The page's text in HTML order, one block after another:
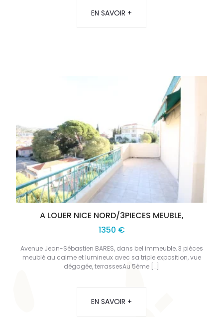
EN SAVOIR +
A LOUER NICE NORD/3PIECES MEUBLE,
1350 €
Avenue Jean-Sébastien BARES, dans bel immeuble, 3 pièces
meublé au calme et lumineux avec sa triple exposition, vue
dégagée, terrassesAu 5ème […]
EN SAVOIR +